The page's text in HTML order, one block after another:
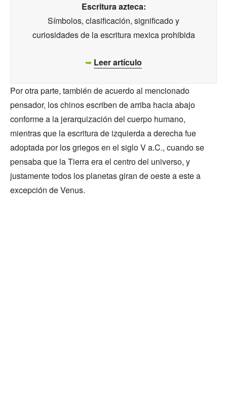
Escritura azteca:
Símbolos, clasificación, significado y
curiosidades de la escritura mexica prohibida
➥ Leer artículo
Por otra parte, también de acuerdo al mencionado
pensador, los chinos escriben de arriba hacia abajo
conforme a la jerarquización del cuerpo humano,
mientras que la escritura de izquierda a derecha fue
adoptada por los griegos en el siglo V a.C., cuando se
pensaba que la Tierra era el centro del universo, y
justamente todos los planetas giran de oeste a este a
excepción de Venus.